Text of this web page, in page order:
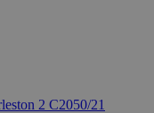
2 C2050/21